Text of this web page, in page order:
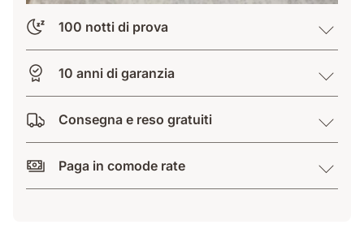
100 notti di prova
10 anni di garanzia
Consegna e reso gratuiti
Paga in comode rate